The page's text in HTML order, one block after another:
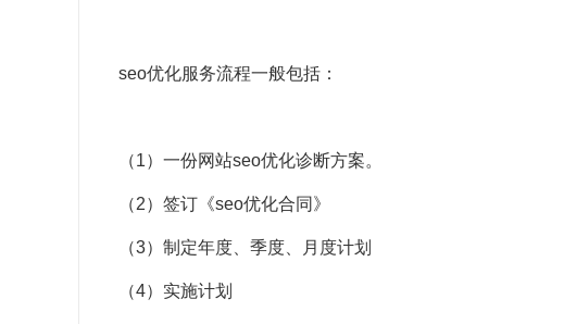
seo优化服务流程一般包括：
（1）一份网站seo优化诊断方案。
（2）签订《seo优化合同》
（3）制定年度、季度、月度计划
（4）实施计划